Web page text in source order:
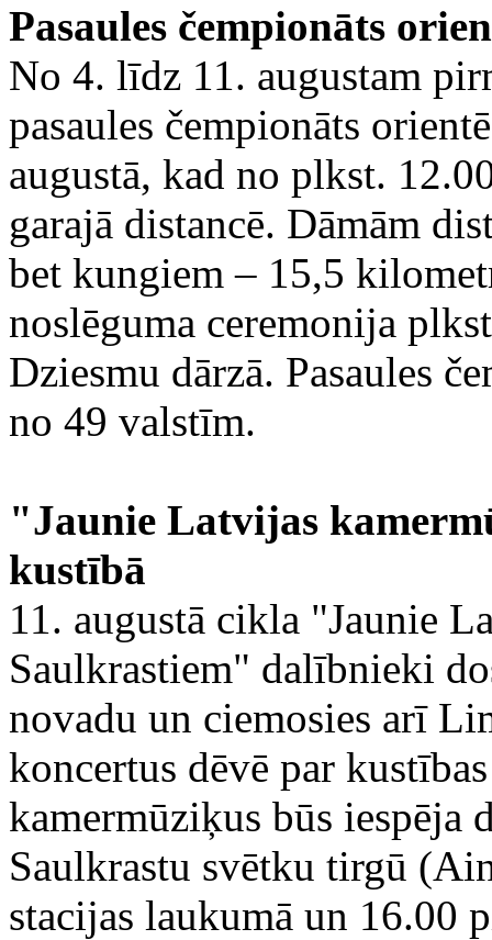
Pasaules čempionāts
No 4. līdz 11. augustam
pasaules čempionāts
augustā, kad no plkst.
garajā distancē. Dāmām
bet kungiem – 15,5
noslēguma ceremonija
Dziesmu dārzā. Pasaules
no 49 valstīm.
"Jaunie Latvijas
kustībā
11. augustā cikla "Jaunie
Saulkrastiem" dalībnieki
novadu un ciemosies arī
koncertus dēvē par
kamermūziķus būs iespēja
Saulkrastu svētku tirgū
stacijas laukumā un 16.00